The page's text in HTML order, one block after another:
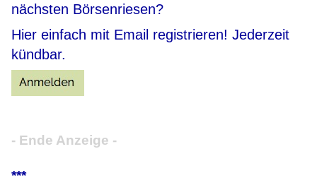
nächsten Börsenriesen?
Hier einfach mit Email registrieren! Jederzeit
kündbar.
- Ende Anzeige -
***